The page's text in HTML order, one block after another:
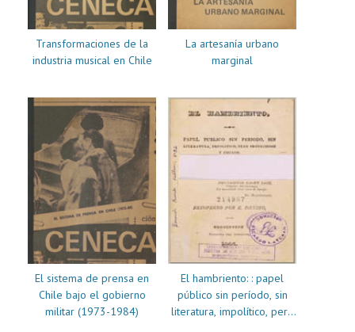
Transformaciones de la
industria musical en Chile
La artesanía urbano
marginal
El sistema de prensa en
Chile bajo el gobierno
militar (1973-1984)
El hambriento: : papel
público sin período, sin
literatura, impolítico, pero